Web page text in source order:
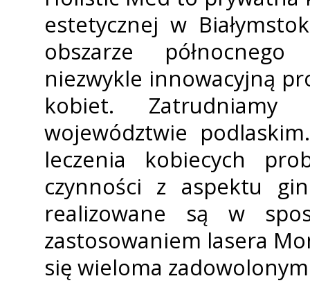
estetycznej w
obszarze
niezwykle innowacyjną
kobiet. Zatrudniamy
województwie
leczenia kobiecych
czynności z aspektu
realizowane są w
zastosowaniem lasera
się wieloma